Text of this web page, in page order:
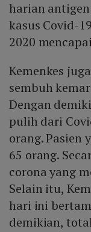
harian
kasus Covid-
2020
Kemenkes
sembuh
Dengan
pulih dari
orang. Pasien
65 orang.
corona yang
Selain itu,
hari ini
demikian,